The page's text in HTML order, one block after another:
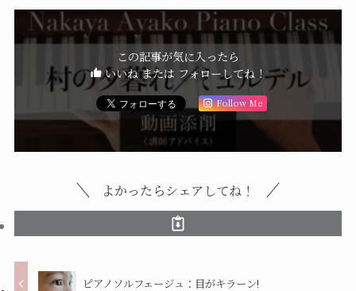
この記事が気に入ったら
いいね または フォローしてね！
Follow Me
よかったらシェアしてね！
ピアノソルフェージュ：目がキラーン!